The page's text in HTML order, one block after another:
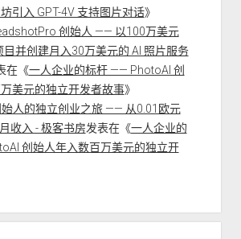
引入 GPT-4V 支持图片对话》
创始人 —— 以100万美元
目并创建月入30万美元的 AI 照片服务
在《一人企业的标杆 —— PhotoAI 创
美元的独立开发者故事》
始人的独立创业之旅 —— 从0.01欧元
收入 - 极客书房发表在《一人企业的
创始人年入数百万美元的独立开